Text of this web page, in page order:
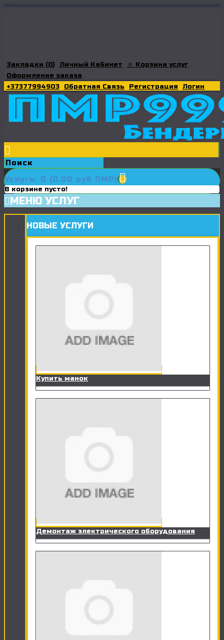
Закладки (0) Личный Кабинет
⛤ Корзина услуг
Оформление заказа
+37377994903
Обратная Связь Регистрация Логин
Услуги: 0 (0.00 руб ПМР)
В корзине пусто!
МЕНЮ УСЛУГ
НОВЫЕ УСЛУГИ
Купить манок
Демонтаж электрического оборудования